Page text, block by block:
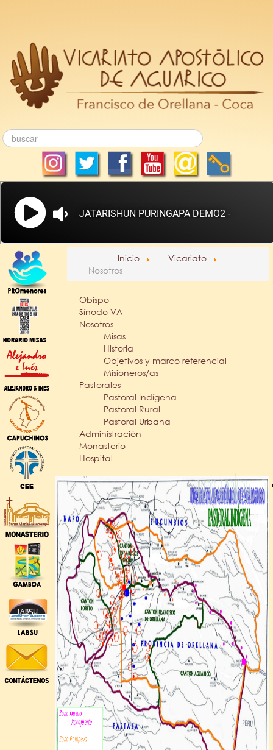
Inicio
Vicariato
Nosotros
Obispo
Sínodo VA
Nosotros
Misas
Historia
Objetivos y marco referencial
Misioneros/as
Pastorales
Pastoral Indígena
Pastoral Rural
Pastoral Urbana
Administración
Monasterio
Hospital